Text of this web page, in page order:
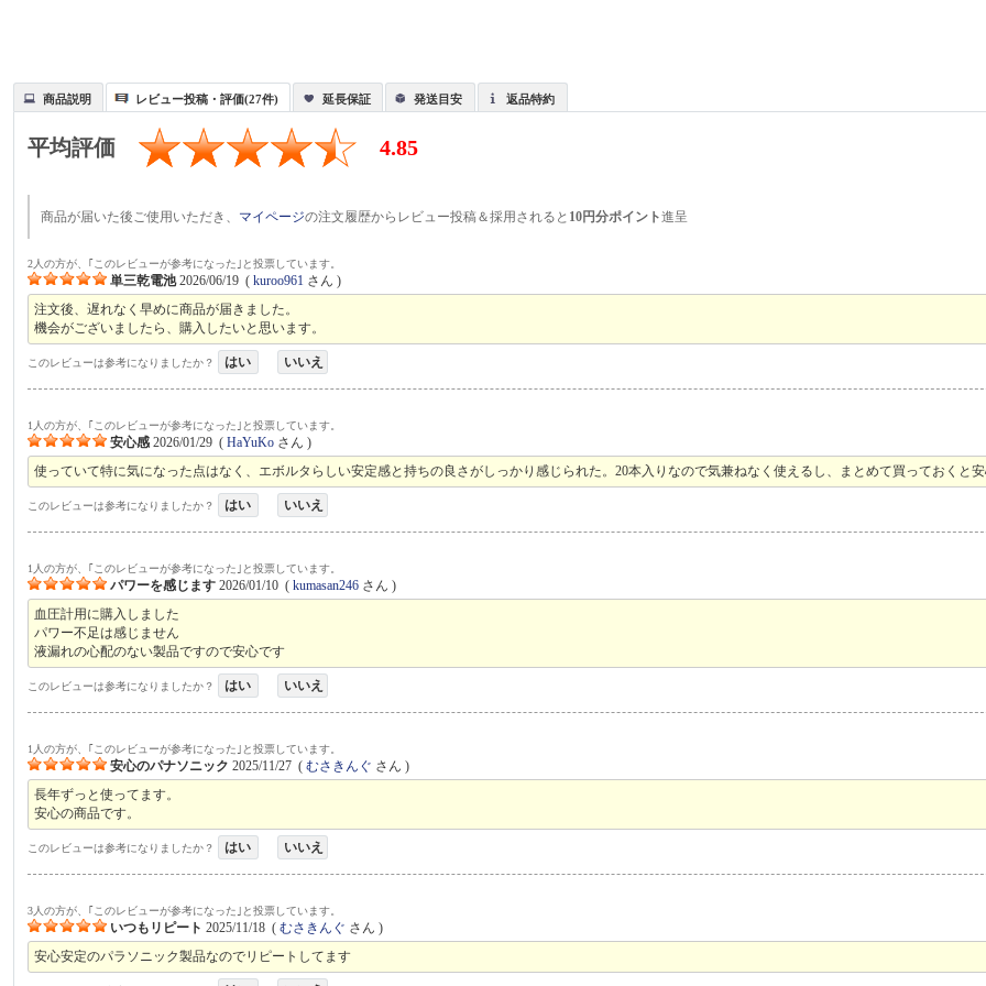
商品説明 レビュー投稿・評価(27件) 延長保証 発送目安 返品特約
平均評価 4.85
商品が届いた後ご使用いただき、 マイページの注文履歴からレビュー投稿＆採用されると 10円分ポイント進呈
2人の方が、｢このレビューが参考になった｣と投票しています。
単三乾電池 2026/06/19 (kuroo961 さん )
注文後、遅れなく早めに商品が届きました。
機会がございましたら、購入したいと思います。
このレビューは参考になりましたか？ はい いいえ
1人の方が、｢このレビューが参考になった｣と投票しています。
安心感 2026/01/29 (HaYuKo さん )
使っていて特に気になった点はなく、エボルタらしい安定感と持ちの良さがしっかり感じられた。20本入りなので気兼ねなく使えるし、まとめて買っておくと安
このレビューは参考になりましたか？ はい いいえ
1人の方が、｢このレビューが参考になった｣と投票しています。
パワーを感じます 2026/01/10 (kumasan246 さん )
血圧計用に購入しました
パワー不足は感じません
液漏れの心配のない製品ですので安心です
このレビューは参考になりましたか？ はい いいえ
1人の方が、｢このレビューが参考になった｣と投票しています。
安心のパナソニック 2025/11/27 (むさきんぐ さん )
長年ずっと使ってます。
安心の商品です。
このレビューは参考になりましたか？ はい いいえ
3人の方が、｢このレビューが参考になった｣と投票しています。
いつもリピート 2025/11/18 (むさきんぐ さん )
安心安定のパラソニック製品なのでリピートしてます